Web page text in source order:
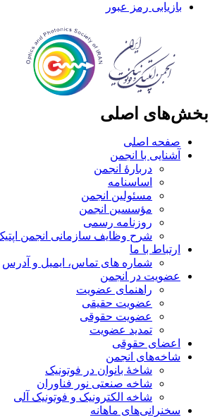
بازیابی رمز عبور
اصلی
صفحه اصلی
آشنایی با انجمن
دربارۀ انجمن
اساسنامه
مسئولین انجمن
مؤسسین انجمن
روزنامه رسمی
شرح وظایف سازمانی انجمن اپتیک
ارتباط با ما
شماره های تماس، ایمیل و آدرس
عضویت در انجمن
راهنمای عضویت
عضویت حقیقی
عضویت حقوقی
تمدید عضویت
اعضای حقوقی
شاخه‌های انجمن
شاخۀ بانوان در فوتونیک
شاخه صنعتی نور فناوران
شاخه‌ الکترونیک و فوتونیک آلی
سخنرانی‌های ماهانه